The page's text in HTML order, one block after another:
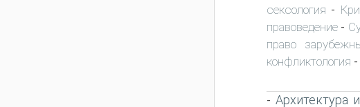
сексология -
правоведение -
право
конфликтология -
- Архитектура